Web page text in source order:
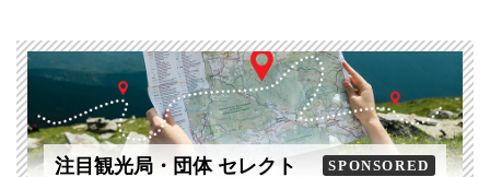
注目観光局・団体 セレクト SPONSORED